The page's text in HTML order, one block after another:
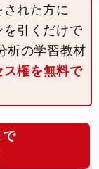
れた方に
引くだけで
析の学習教材
ス権を無料で